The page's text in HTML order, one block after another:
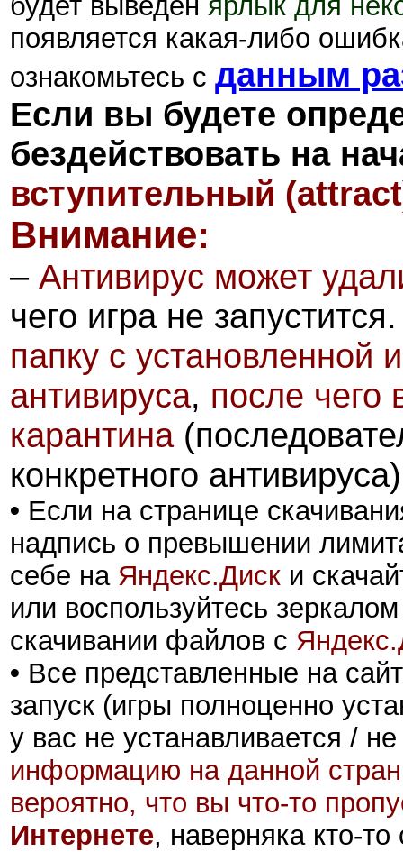
появляется какая-либо
ознакомьтесь с данным
Если вы будете
бездействовать на
вступительный
Внимание:
– Антивирус может
чего игра не
папку с установленной
антивируса, после чего
карантина
конкретного
• Если на странице
надпись о превышении
себе на Яндекс.Диск и
или воспользуйтесь
скачивании файлов с
• Все представленные на
запуск (игры полноценно
у вас не устанавливается /
информацию на данной
вероятно, что вы что-то
Интернете, наверняка кто-